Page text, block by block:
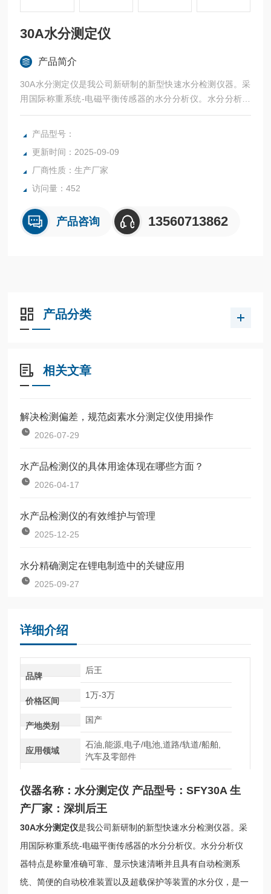
30A水分测定仪
产品简介
30A水分测定仪是我公司新研制的新型快速水分检测仪器。采
用国际称重系统-电磁平衡传感器的水分分析仪。水分分析仪
器特点是称量准确可靠、显示快速清晰并且具有自动检测系
统、简便的自动校准装置以及超载保护等装置的水分仪，是一
产品型号：
更新时间：2025-09-09
厂商性质：生产厂家
访问量：452
产品咨询 13560713862
产品分类
相关文章
解决检测偏差，规范卤素水分测定仪使用操作
2026-07-29
水产品检测仪的具体用途体现在哪些方面？
2026-04-17
水产品检测仪的有效维护与管理
2025-12-25
水分精确测定在锂电制造中的关键应用
2025-09-27
详细介绍
品牌
后王
价格区间
1万-3万
产地类别
国产
应用领域
石油,能源,电子/电池,道路/轨道/船舶,
汽车及零部件
仪器名称：水分测定仪 产品型号：SFY30A 生
产厂家：深圳后王
30A水分测定仪是我公司新研制的新型快速水分检测仪器。采
用国际称重系统-电磁平衡传感器的水分分析仪。水分分析仪
器特点是称量准确可靠、显示快速清晰并且具有自动检测系
统、简便的自动校准装置以及超载保护等装置的水分仪，是一